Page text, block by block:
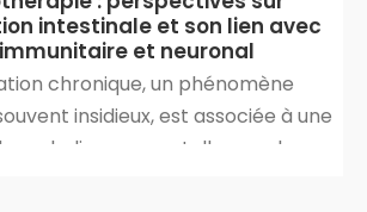
intestinale et son lien avec
et neuronal
chronique, un phénomène
insidieux, est associée à une
maladies graves, telles que les
les cancers, le diabète,